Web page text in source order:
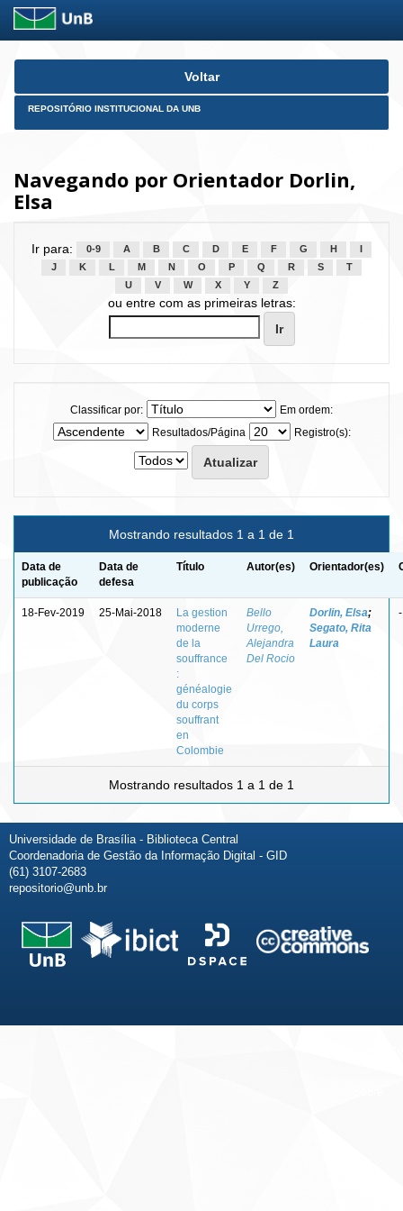
Skip
Voltar
REPOSITÓRIO INSTITUCIONAL DA UNB
Navegando por Orientador Dorlin,
Elsa
Ir para: 0-9 A B C D E F G H
J
K L M N O P Q R S
T
U
V W X Y Z
ou entre com as primeiras letras:
Classificar por:
Em ordem:
Resultados/Página
Registro(s):
Mostrando resultados 1 a 1 de 1
Data de
publicação
Data de
defesa
Título Autor(es) Orientador(es)
18-Fev-2019 25-Mai-2018
La gestion
moderne
de la
souffrance
:
généalogie
du corps
souffrant
en
Colombie
Bello
Urrego,
Alejandra
Del Rocio
Dorlin, Elsa;
Segato, Rita
Laura
-
Mostrando resultados 1 a 1 de 1
Universidade de Brasília - Biblioteca Central
Coordenadoria de Gestão da Informação Digital - GID
(61) 3107-2683
repositorio@unb.br